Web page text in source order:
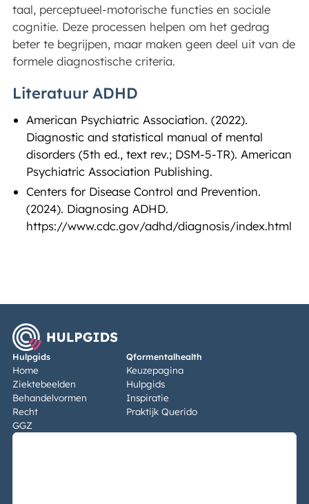
taal, perceptueel-motorische functies en sociale
cognitie. Deze processen helpen om het gedrag
beter te begrijpen, maar maken geen deel uit van de
formele diagnostische criteria.
Literatuur ADHD
American Psychiatric Association. (2022).
Diagnostic and statistical manual of mental
disorders (5th ed., text rev.; DSM-5-TR). American
Psychiatric Association Publishing.
Centers for Disease Control and Prevention.
(2024). Diagnosing ADHD.
https://www.cdc.gov/adhd/diagnosis/index.html
Hulpgids
Home
Ziektebeelden
Behandelvormen
Recht
GGZ
Qformentalhealth
Keuzepagina
Hulpgids
Inspiratie
Praktijk Querido